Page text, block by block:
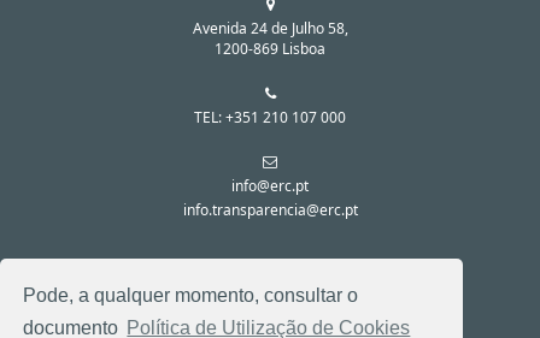
Pode, a qualquer momento, consultar o
documento Política de Utilização de Cookies
Avenida 24 de Julho 58,
1200-869 Lisboa
TEL: +351 210 107 000
info@erc.pt
info.transparencia@erc.pt